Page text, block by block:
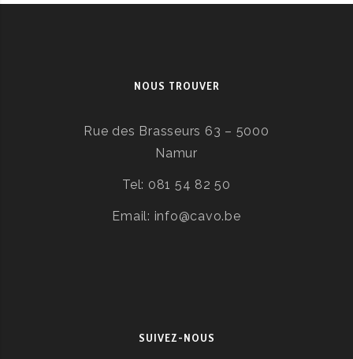
NOUS TROUVER
Rue des Brasseurs 63 – 5000
Namur
Tel: 081 54 82 50
Email: info@cavo.be
SUIVEZ-NOUS